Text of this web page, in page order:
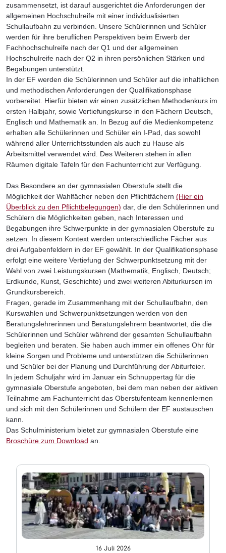
zusammensetzt, ist darauf ausgerichtet die Anforderungen der
allgemeinen Hochschulreife mit einer individualisierten
Schullaufbahn zu verbinden. Unsere Schülerinnen und Schüler
werden für ihre beruflichen Perspektiven beim Erwerb der
Fachhochschulreife nach der Q1 und der allgemeinen
Hochschulreife nach der Q2 in ihren persönlichen Stärken und
Begabungen unterstützt.
In der EF werden die Schülerinnen und Schüler auf die inhaltlichen
und methodischen Anforderungen der Qualifikationsphase
vorbereitet. Hierfür bieten wir einen zusätzlichen Methodenkurs im
ersten Halbjahr, sowie Vertiefungskurse in den Fächern Deutsch,
Englisch und Mathematik an. In Bezug auf die Medienkompetenz
erhalten alle Schülerinnen und Schüler ein I-Pad, das sowohl
während aller Unterrichtsstunden als auch zu Hause als
Arbeitsmittel verwendet wird. Des Weiteren stehen in allen
Räumen digitale Tafeln für den Fachunterricht zur Verfügung.
Das Besondere an der gymnasialen Oberstufe stellt die
Möglichkeit der Wahlfächer neben den Pflichtfächern (Hier ein
Überblick zu den Pflichtbelegungen) dar, die den Schülerinnen und
Schülern die Möglichkeiten geben, nach Interessen und
Begabungen ihre Schwerpunkte in der gymnasialen Oberstufe zu
setzen. In diesem Kontext werden unterschiedliche Fächer aus
drei Aufgabenfeldern in der EF gewählt. In der Qualifikationsphase
erfolgt eine weitere Vertiefung der Schwerpunktsetzung mit der
Wahl von zwei Leistungskursen (Mathematik, Englisch, Deutsch;
Erdkunde, Kunst, Geschichte) und zwei weiteren Abiturkursen im
Grundkursbereich.
Fragen, gerade im Zusammenhang mit der Schullaufbahn, den
Kurswahlen und Schwerpunktsetzungen werden von den
Beratungslehrerinnen und Beratungslehrern beantwortet, die die
Schülerinnen und Schüler während der gesamten Schullaufbahn
begleiten und beraten. Sie haben auch immer ein offenes Ohr für
kleine Sorgen und Probleme und unterstützen die Schülerinnen
und Schüler bei der Planung und Durchführung der Abiturfeier.
In jedem Schuljahr wird im Januar ein Schnuppertag für die
gymnasiale Oberstufe angeboten, bei dem man neben der aktiven
Teilnahme am Fachunterricht das Oberstufenteam kennenlernen
und sich mit den Schülerinnen und Schülern der EF austauschen
kann.
Das Schulministerium bietet zur gymnasialen Oberstufe eine
Broschüre zum Download an.
16 Juli 2026